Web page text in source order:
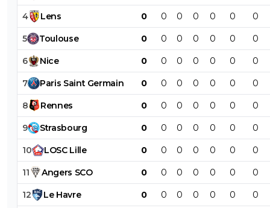
4 Lens 0 0 0 0 0 0 0
5 Toulouse 0 0 0 0 0 0 0
6 Nice 0 0 0 0 0 0 0
7 Paris Saint Germain 0 0 0 0 0 0 0
8 Rennes 0 0 0 0 0 0 0
9 Strasbourg 0 0 0 0 0 0 0
10 LOSC Lille 0 0 0 0 0 0 0
11 Angers SCO 0 0 0 0 0 0 0
12 Le Havre 0 0 0 0 0 0 0